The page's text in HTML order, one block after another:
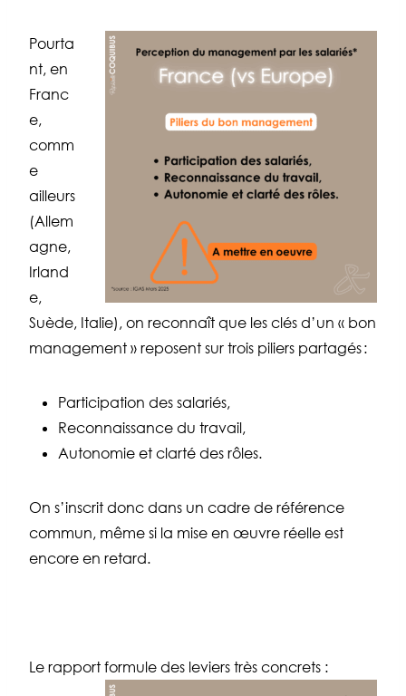
Pourta
nt, en
Franc
e,
comm
e
ailleurs
(Allem
agne,
Irland
e,
Suède, Italie), on reconnaît que les clés d’un « bon
management » reposent sur trois piliers partagés :
Participation des salariés,
Reconnaissance du travail,
Autonomie et clarté des rôles.
On s’inscrit donc dans un cadre de référence
commun, même si la mise en œuvre réelle est
encore en retard.
Le rapport formule des leviers très concrets :